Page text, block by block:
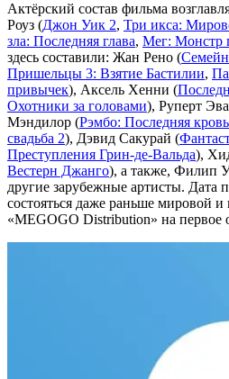
Актёрский состав фильма
Роуз (Джон Уик 2, Три икса:
зла: Последняя глава, Мег: Монстр
здесь составили: Жан Рено (
Пришельцы 3: Взятие Бастилии,
привычек), Аксель Хенни (
Охотники за головами), Руперт
Мэндилор (Рэмбо: Последняя кровь
свадьба 2), Дэвид Сакурай (
Преступления Грин-де-Вальда),
Вестерн Джанго), а также, Филип
другие зарубежные артисты. Дата
состояться даже раньше мировой и
«MEGOGO Distribution» на первое